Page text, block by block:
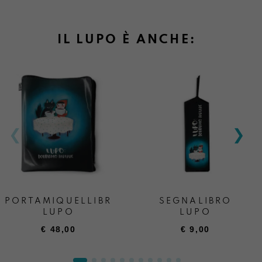
IL LUPO È ANCHE:
PORTAMIQUELLIBRONE
LUPO
€ 48,00
SEGNALIBRO
LUPO
€ 9,00